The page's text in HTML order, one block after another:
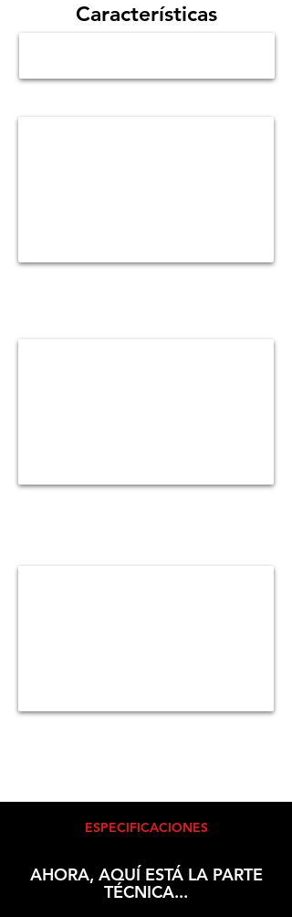
Características
ESPECIFICACIONES
AHORA, AQUÍ ESTÁ LA PARTE
TÉCNICA...